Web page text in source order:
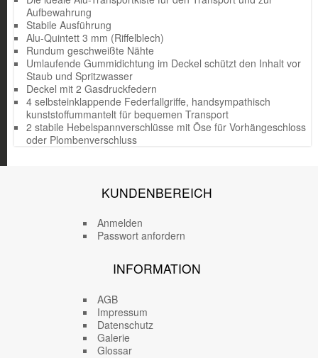
Aufbewahrung
Stabile Ausführung
Alu-Quintett 3 mm (Riffelblech)
Rundum geschweißte Nähte
Umlaufende Gummidichtung im Deckel schützt den Inhalt vor
Staub und Spritzwasser
Deckel mit 2 Gasdruckfedern
4 selbsteinklappende Federfallgriffe, handsympathisch
kunststoffummantelt für bequemen Transport
2 stabile Hebelspannverschlüsse mit Öse für Vorhängeschloss
oder Plombenverschluss
KUNDENBEREICH
Anmelden
Passwort anfordern
INFORMATION
AGB
Impressum
Datenschutz
Galerie
Glossar